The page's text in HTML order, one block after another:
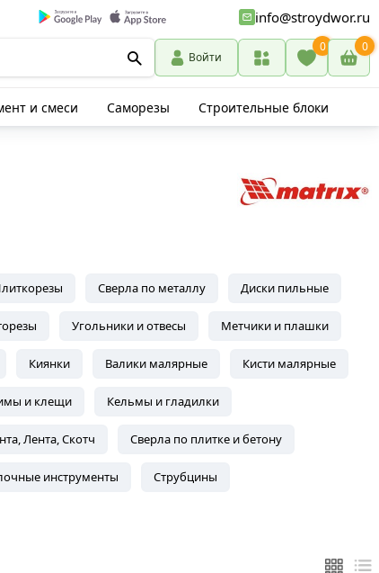
info@stroydwor.ru
Войти
0 0
и смеси Саморезы Строительные блоки
Сверла по металлу Диски пильные
Угольники и отвесы Метчики и плашки
Киянки Валики малярные Кисти малярные
и клещи Кельмы и гладилки
Лента, Скотч Сверла по плитке и бетону
инструменты Струбцины